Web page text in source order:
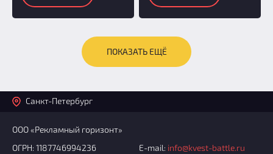
ПОКАЗАТЬ ЕЩЁ
Санкт-Петербург
ООО «Рекламный горизонт»
ОГРН: 1187746994236
E-mail: info@kvest-battle.ru